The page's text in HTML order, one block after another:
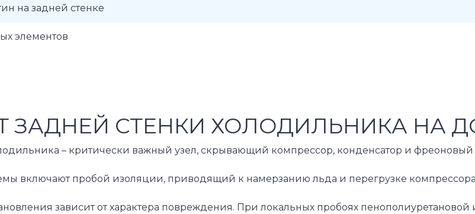
на задней стенке
элементов
ЗАДНЕЙ СТЕНКИ ХОЛОДИЛЬНИКА НА
– критически важный узел, скрывающий компрессор, конденсатор и
включают пробой изоляции, приводящий к намерзанию льда и перегрузке
зависит от характера повреждения. При локальных пробоях